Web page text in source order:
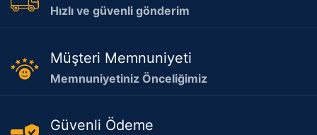
Hızlı ve güvenli gönderim
Müşteri Memnuniyeti
Memnuniyetiniz Önceliğimiz
Güvenli Ödeme